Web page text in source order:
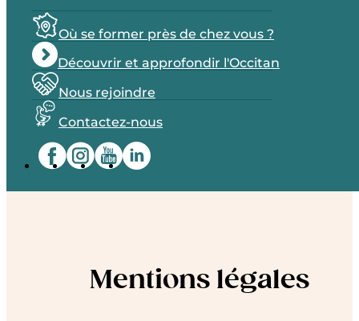
Où se former près de chez vous ?
Découvrir et approfondir l'Occitan
Nous rejoindre
Contactez-nous
Mentions légales